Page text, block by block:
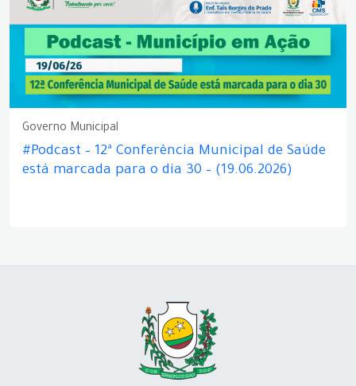
Governo Municipal
#Podcast – 12ª Conferência Municipal de Saúde
está marcada para o dia 30 – (19.06.2026)